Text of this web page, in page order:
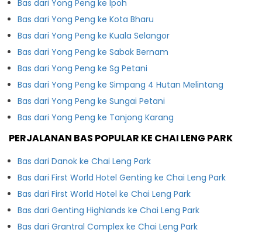
Bas dari Yong Peng ke Ipoh
Bas dari Yong Peng ke Kota Bharu
Bas dari Yong Peng ke Kuala Selangor
Bas dari Yong Peng ke Sabak Bernam
Bas dari Yong Peng ke Sg Petani
Bas dari Yong Peng ke Simpang 4 Hutan Melintang
Bas dari Yong Peng ke Sungai Petani
Bas dari Yong Peng ke Tanjong Karang
PERJALANAN BAS POPULAR KE CHAI LENG PARK
Bas dari Danok ke Chai Leng Park
Bas dari First World Hotel Genting ke Chai Leng Park
Bas dari First World Hotel ke Chai Leng Park
Bas dari Genting Highlands ke Chai Leng Park
Bas dari Grantral Complex ke Chai Leng Park